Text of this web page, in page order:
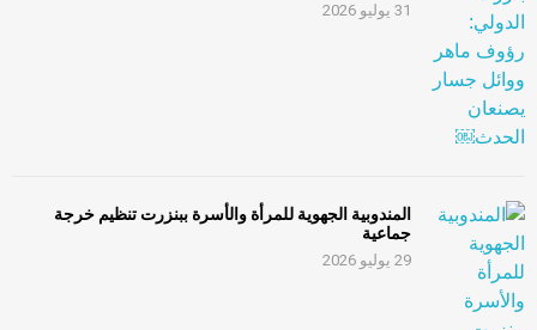
31 يوليو 2026
المندوبية الجهوية للمرأة والأسرة ببنزرت تنظيم خرجة
جماعية
29 يوليو 2026